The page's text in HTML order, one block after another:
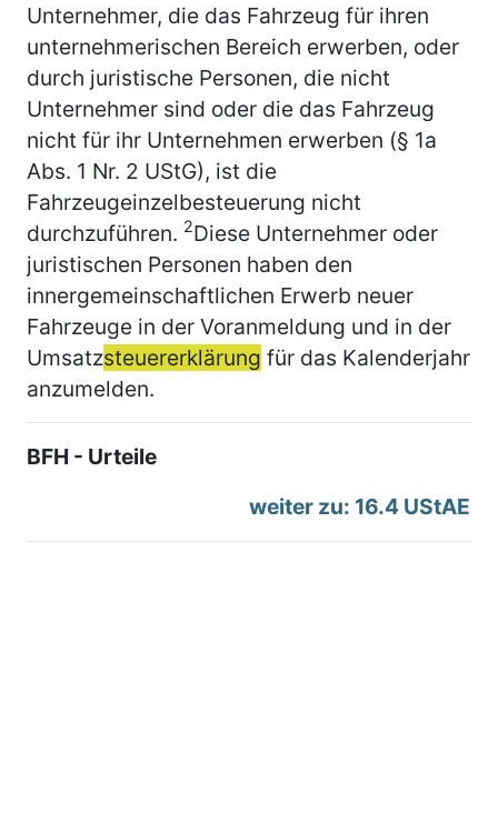
Unternehmer, die das Fahrzeug für ihren
unternehmerischen Bereich erwerben, oder
durch juristische Personen, die nicht
Unternehmer sind oder die das Fahrzeug
nicht für ihr Unternehmen erwerben (§ 1a
Abs. 1 Nr. 2 UStG), ist die
Fahrzeugeinzelbesteuerung nicht
durchzuführen. 2Diese Unternehmer oder
juristischen Personen haben den
innergemeinschaftlichen Erwerb neuer
Fahrzeuge in der Voranmeldung und in der
Umsatzsteuererklärung für das Kalenderjahr
anzumelden.
BFH - Urteile
weiter zu: 16.4 UStAE